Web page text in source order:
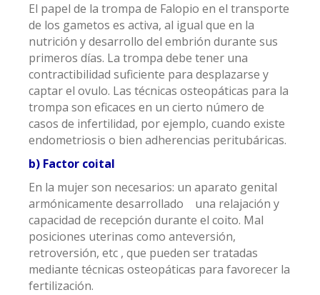
El papel de la trompa de Falopio en el transporte
de los gametos es activa, al igual que en la
nutrición y desarrollo del embrión durante sus
primeros días. La trompa debe tener una
contractibilidad suficiente para desplazarse y
captar el ovulo. Las técnicas osteopáticas para la
trompa son eficaces en un cierto número de
casos de infertilidad, por ejemplo, cuando existe
endometriosis o bien adherencias peritubáricas.
b) Factor coital
En la mujer son necesarios: un aparato genital
armónicamente desarrollado una relajación y
capacidad de recepción durante el coito. Mal
posiciones uterinas como anteversión,
retroversión, etc , que pueden ser tratadas
mediante técnicas osteopáticas para favorecer la
fertilización.